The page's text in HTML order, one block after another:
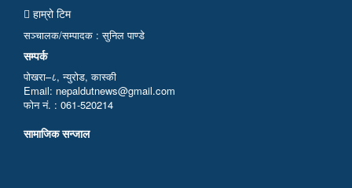
हाम्रो टिम
सञ्चालक/सम्पादक : सुनिल पाण्डे
सम्पर्क
पोखरा–८, न्युरोड, कास्की
Email: nepaldutnews@gmail.com
फोन नं. : 061-520214
सामाजिक सन्जाल